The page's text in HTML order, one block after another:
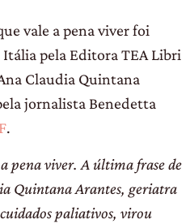
vale a pena viver foi
pela Editora TEA Libri
Claudia Quintana
jornalista Benedetta
.
pena viver. A última frase de
Quintana Arantes, geriatra
paliativos, virou